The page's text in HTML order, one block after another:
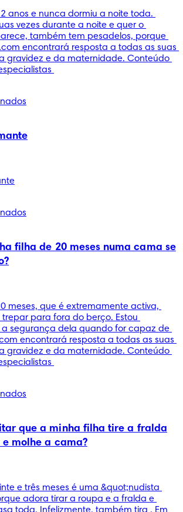
anos e nunca dormiu a noite toda.
vezes durante a noite e quer o
também tem pesadelos, porque
encontrará resposta a todas as suas
gravidez e da maternidade. Conteúdo
filha de 20 meses numa cama se
meses, que é extremamente activa,
para fora do berço. Estou
segurança dela quando for capaz de
encontrará resposta a todas as suas
gravidez e da maternidade. Conteúdo
que a minha filha tire a fralda
molhe a cama?
e três meses é uma &quot;nudista
adora tirar a roupa e a fralda e
toda. Infelizmente, também tira . Em